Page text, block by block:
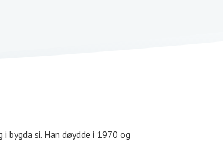
bygda si. Han døydde i 1970 og